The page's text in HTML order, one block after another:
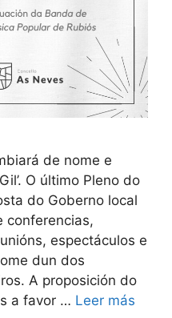
de nome e
O último Pleno do
do Goberno local
conferencias,
espectáculos e
dun dos
A proposición do
a favor … Leer más